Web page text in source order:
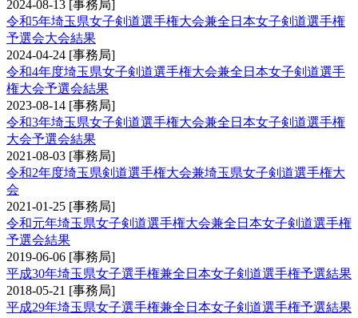
2024-08-13 [事務局]
令和5年埼玉県女子剣道選手権大会兼全日本女子剣道選手権
予選会大会結果
2024-04-24 [事務局]
令和4年度埼玉県女子剣道選手権大会兼全日本女子剣道選手
権大会予選会結果
2023-08-14 [事務局]
令和3年埼玉県女子剣道選手権大会兼全日本女子剣道選手権
大会予選会結果
2021-08-03 [事務局]
令和2年度埼玉県剣道選手権大会兼埼玉県女子剣道選手権大
会
2021-01-25 [事務局]
令和元年埼玉県女子剣道選手権大会兼全日本女子剣道選手権
予選会結果
2019-06-06 [事務局]
平成30年埼玉県女子選手権兼全日本女子剣道選手権予選結果
2018-05-21 [事務局]
平成29年埼玉県女子選手権兼全日本女子剣道選手権予選結果